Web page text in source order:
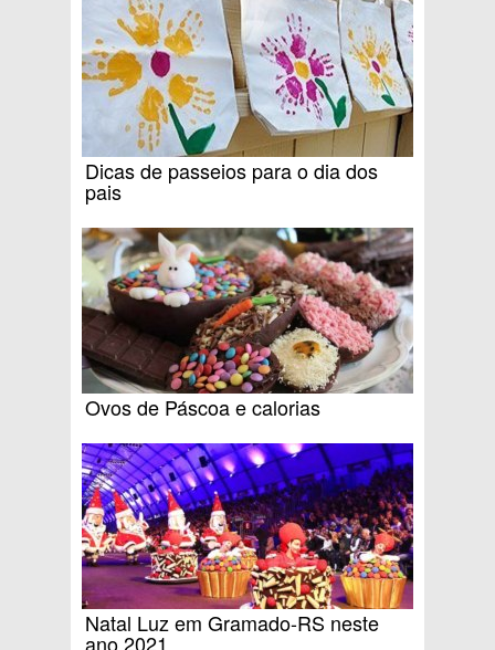
Dicas de passeios para o dia dos
pais
Ovos de Páscoa e calorias
Natal Luz em Gramado-RS neste
ano 2021